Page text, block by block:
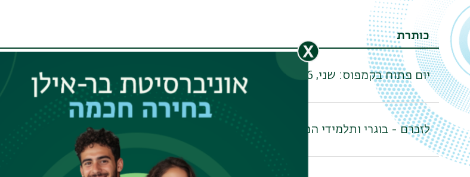
כותרת
יום פתוח בקמפוס: שני, 7.9.26, כ"ה באלול. היכנסו והירשמו
לזכרם - בוגרי ותלמידי המדור לזרועות הביטחון שנפלו במהלך שירותם למען מדינת ישראל